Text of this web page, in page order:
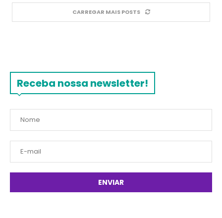
CARREGAR MAIS POSTS
Receba nossa newsletter!